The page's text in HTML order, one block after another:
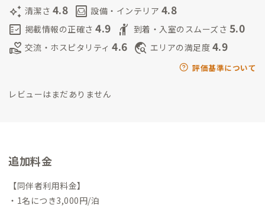
できたらと考えています。
auto_awesome 清潔さ 4.8 living 設備・インテリア 4.8
fact_check 掲載情報の正確さ 4.9 hail 到着・入室のスムーズさ 5.0
volunteer_activism 交流・ホスピタリティ 4.6 travel_explore エリアの満足度 4.9
評価基準について
レビューはまだありません
追加料金
【同伴者利用料金】
・1名につき3,000円/泊